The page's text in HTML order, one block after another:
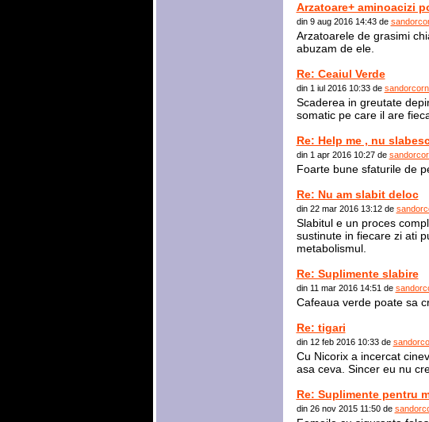
Arzatoare+ aminoacizi
din 9 aug 2016 14:43 de
Arzatoarele de grasimi
abuzam de ele.
Re: Ceaiul Verde
din 1 iul 2016 10:33 de
Scaderea in greutate
somatic pe care il are
Re: Help me , nu
din 1 apr 2016 10:27 de
Foarte bune sfaturile de
Re: Nu am slabit deloc
din 22 mar 2016 13:12 de
Slabitul e un proces
sustinute in fiecare zi ati
metabolismul.
Re: Suplimente slabire
din 11 mar 2016 14:51 de
Cafeaua verde poate sa
Re: tigari
din 12 feb 2016 10:33 de
Cu Nicorix a incercat
asa ceva. Sincer eu nu
Re: Suplimente pentru
din 26 nov 2015 11:50 de